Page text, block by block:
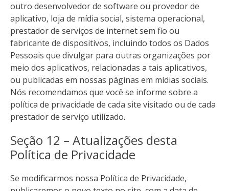
outro desenvolvedor de software ou provedor de
aplicativo, loja de mídia social, sistema operacional,
prestador de serviços de internet sem fio ou
fabricante de dispositivos, incluindo todos os Dados
Pessoais que divulgar para outras organizações por
meio dos aplicativos, relacionadas a tais aplicativos,
ou publicadas em nossas páginas em mídias sociais.
Nós recomendamos que você se informe sobre a
política de privacidade de cada site visitado ou de cada
prestador de serviço utilizado.
Seção 12 – Atualizações desta
Política de Privacidade
Se modificarmos nossa Política de Privacidade,